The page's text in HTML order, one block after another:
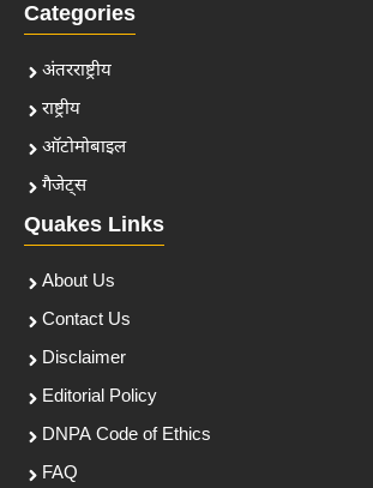
Categories
अंतरराष्ट्रीय
राष्ट्रीय
ऑटोमोबाइल
गैजेट्स
Quakes Links
About Us
Contact Us
Disclaimer
Editorial Policy
DNPA Code of Ethics
FAQ